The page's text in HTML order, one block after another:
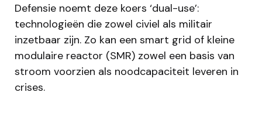
Defensie noemt deze koers ‘dual-use’:
technologieën die zowel civiel als militair
inzetbaar zijn. Zo kan een smart grid of kleine
modulaire reactor (SMR) zowel een basis van
stroom voorzien als noodcapaciteit leveren in
crises.